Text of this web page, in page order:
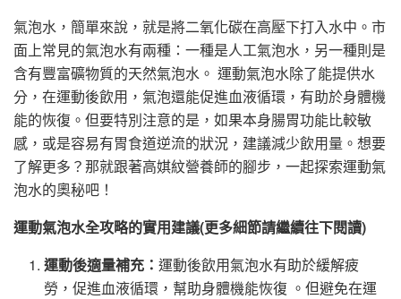
氣泡水，簡單來說，就是將二氧化碳在高壓下打入水中。市
面上常見的氣泡水有兩種：一種是人工氣泡水，另一種則是
含有豐富礦物質的天然氣泡水。 運動氣泡水除了能提供水
分，在運動後飲用，氣泡還能促進血液循環，有助於身體機
能的恢復。但要特別注意的是，如果本身腸胃功能比較敏
感，或是容易有胃食道逆流的狀況，建議減少飲用量。想要
了解更多？那就跟著高娸紋營養師的腳步，一起探索運動氣
泡水的奧秘吧！
運動氣泡水全攻略的實用建議(更多細節請繼續往下閱讀)
運動後適量補充：運動後飲用氣泡水有助於緩解疲
勞，促進血液循環，幫助身體機能恢復 。但避免在運